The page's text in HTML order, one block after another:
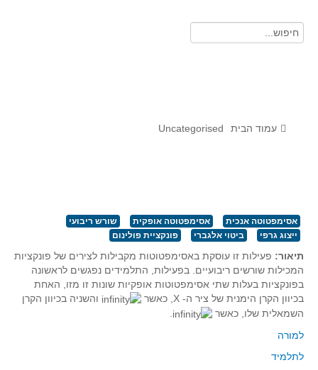
לומדים בחט"ע
בית ספר יסודי
תוצרים מימי עיון וסדנאות - "קשר חם"
מדורי המרכז
יישומים דינאמיים
פיצוחים
אלגברה
עמוד הבית Uncategorised
אסימפטוטה אנכית אסימפטוטה אופקית
שורש ריבועי
ייצוג גרפי
ביטוי אלגברי פונקציית פולינום
תיאור: פעילות זו עוסקת באסימפטוטות מקבילות לצירים של פונקציות
המכילות שורשים ריבועיים. בפעילות, התלמידים נפגשים לראשונה
בפונקציות בעלות שתי אסימפטוטות אופקיות שונות זו מזו, האחת
בכיוון הקרן הימנית של ציר ה- X, כאשר
והשניה בכיוון הקרן
השמאלית שלו, כאשר
למורה
לתלמיד